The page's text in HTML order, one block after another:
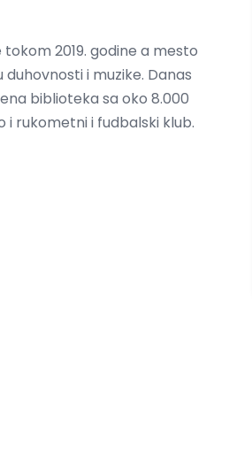
2019. godine a mesto
i muzike. Danas
biblioteka sa oko 8.000
i rukometni i fudbalski klub.